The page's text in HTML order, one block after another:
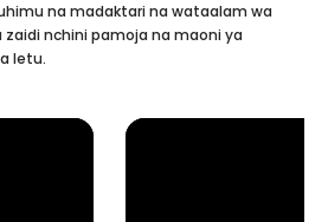
na madaktari na wataalam wa
nchini pamoja na maoni ya
letu.